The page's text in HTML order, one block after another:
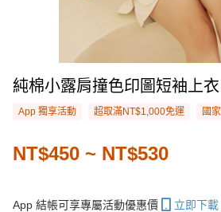
純棉小露肩撞色印圖短袖上衣
App 獨享活動 超取滿NT$1,000免運 國
NT$450 ~ NT$530
App 結帳可享專屬活動優惠價 立即下載